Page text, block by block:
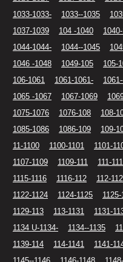
1033-1033-
1033--1035
1037-1039
104 -1040
1044-1044-
1044--1045
1046 -1048
1049-105 105-
106-1061
1061-1061-
1065 -1067
1067-1069
1075-1076
1076-108 108-
1085-1086
1086-109 109-
11-1100
1100-1101 1101-
1107-1109
1109-111 111-
1115-1116
1116-112 112-
1122-1124
1124-1125
1129-113
113-1131 1131-
1134 U-1134-
1134--1135
1139-114
114-1141 1141-